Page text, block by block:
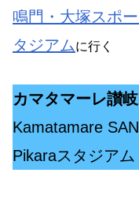
鳴門・大塚スポ
タジアムに行く
カマタマーレ讃岐
Kamatamare
Pikaraスタジアム